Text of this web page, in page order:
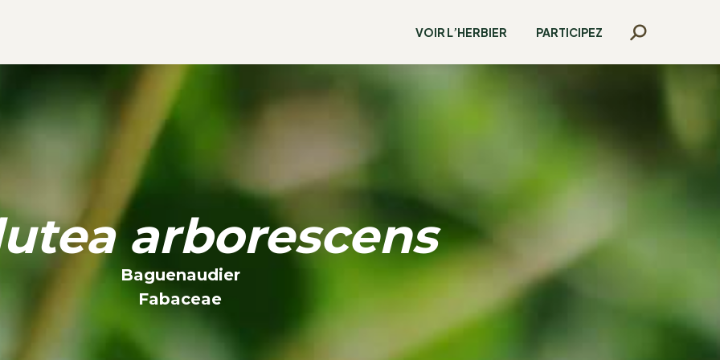
VOIR L’HERBIER PARTICIPEZ
Recherche
arborescens
Baguenaudier
Fabaceae